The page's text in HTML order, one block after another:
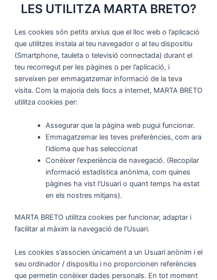
LES UTILITZA MARTA BRETO?
Les cookies són petits arxius que el lloc web o l’aplicació
que utilitzes instala al teu navegador o al teu dispositiu
(Smartphone, tauleta o televisió connectada) durant el
teu recorregut per les pàgines o per l’aplicació, i
serveixen per emmagatzemar informació de la teva
visita. Com la majoria dels llocs a internet, MARTA BRETO
utilitza cookies per:
Assegurar que la pàgina web pugui funcionar.
Emmagatzemar les teves preferències, com ara
l’idioma que has seleccionat
Conèixer l’experiència de navegació. (Recopilar
informació estadística anònima, com quines
pàgines ha vist l’Usuari o quant temps ha estat
en els nostres mitjans).
MARTA BRETO utilitza cookies per funcionar, adaptar i
facilitar al màxim la navegació de l’Usuari.
Les cookies s’associen únicament a un Usuari anònim i el
seu ordinador / dispositiu i no proporcionen referències
que permetin conèixer dades personals. En tot moment